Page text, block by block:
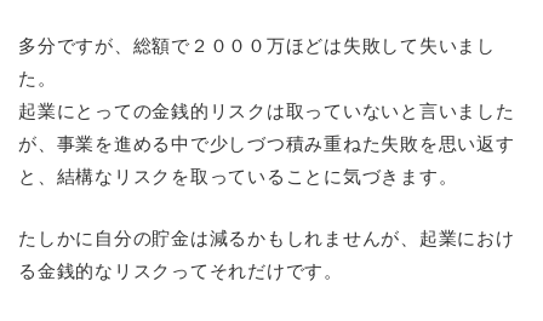
多分ですが、総額で２０００万ほどは失敗して失いまし
た。
起業にとっての金銭的リスクは取っていないと言いました
が、事業を進める中で少しづつ積み重ねた失敗を思い返す
と、結構なリスクを取っていることに気づきます。
たしかに自分の貯金は減るかもしれませんが、起業におけ
る金銭的なリスクってそれだけです。